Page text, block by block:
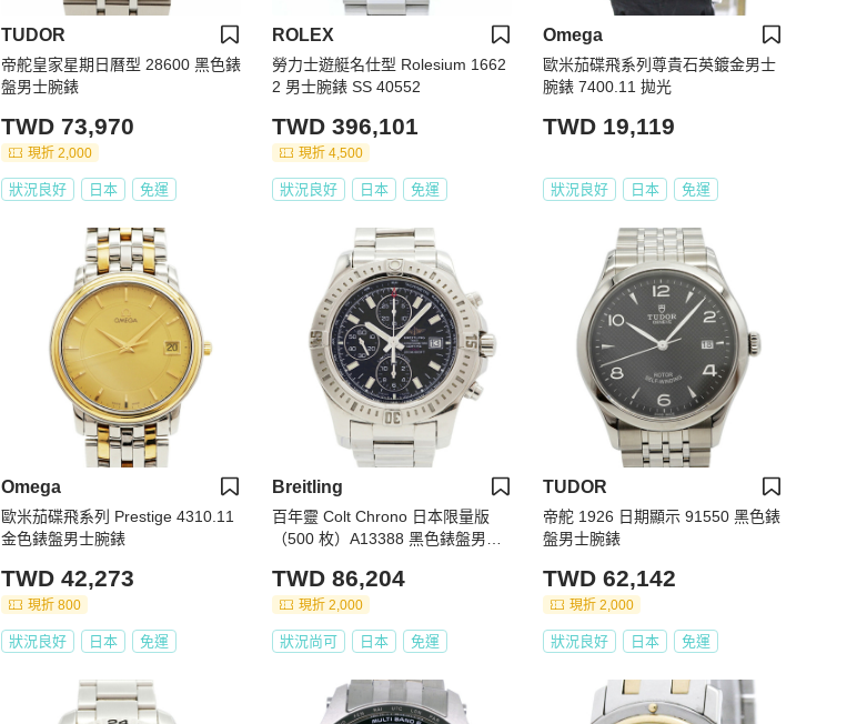
TUDOR
帝舵皇家星期日曆型 28600 黑色錶
盤男士腕錶
TWD 73,970
現折 2,000
狀況良好 日本 免運
ROLEX
勞力士遊艇名仕型 Rolesium 1662
2 男士腕錶 SS 40552
TWD 396,101
現折 4,500
狀況良好 日本 免運
Omega
歐米茄碟飛系列尊貴石英鍍金男士
腕錶 7400.11 拋光
TWD 19,119
狀況良好 日本 免運
Omega
歐米茄碟飛系列 Prestige 4310.11
金色錶盤男士腕錶
TWD 42,273
現折 800
狀況良好 日本 免運
Breitling
百年靈 Colt Chrono 日本限量版
（500 枚）A13388 黑色錶盤男士
TWD 86,204
現折 2,000
狀況尚可 日本 免運
TUDOR
帝舵 1926 日期顯示 91550 黑色錶
盤男士腕錶
TWD 62,142
現折 2,000
狀況良好 日本 免運